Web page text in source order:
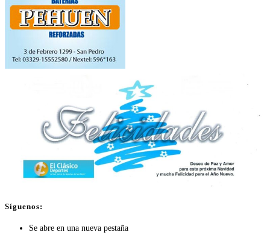
Síguenos:
Se abre en una nueva pestaña